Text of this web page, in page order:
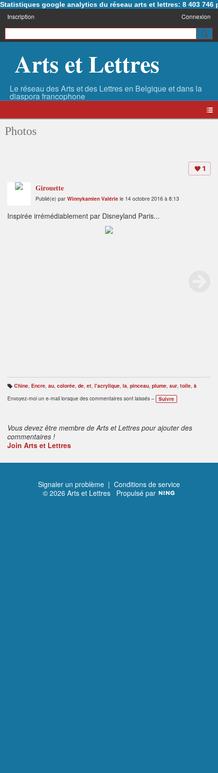
Statistiques google analytics du réseau arts et lettres: 8 403 746
Inscription Connexion
Arts et Lettres
Photos
1
Girouette
Publié(e) par Winnykamien Valérie le 14 octobre 2016 à 8:13
Inspirée irrémédiablement par Disneyland Paris...
B
ali
s
Chine, Encre, au, colorée, de, et, l'acrylique, la, pinceau, plume, sur, toile, à
Envoyez-moi un e-mail lorsque des commentaires sont laissés –
Suivre
Vous devez être membre de Arts et Lettres pour ajouter des
commentaires !
Join Arts et Lettres
Signaler un problème | Conditions de service
© 2026 Arts et Lettres Propulsé par